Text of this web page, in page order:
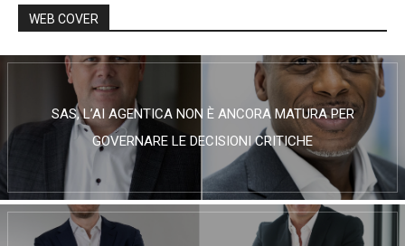
WEB COVER
SAS, L’AI AGENTICA NON È ANCORA MATURA PER
GOVERNARE LE DECISIONI CRITICHE